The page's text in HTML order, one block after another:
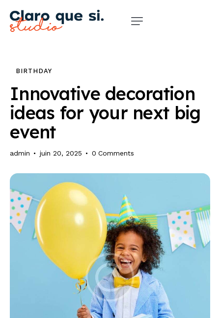
BIRTHDAY
Innovative decoration
ideas for your next big
event
admin juin 20, 2025 0 Comments